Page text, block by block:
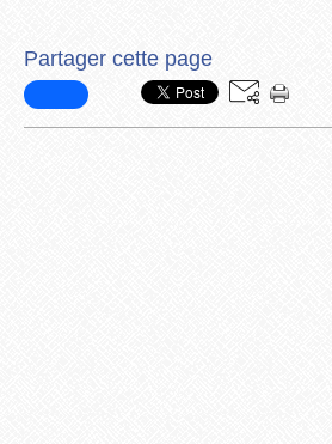
Partager cette page